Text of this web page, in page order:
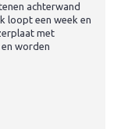
achterwand
loopt een week en
met
worden